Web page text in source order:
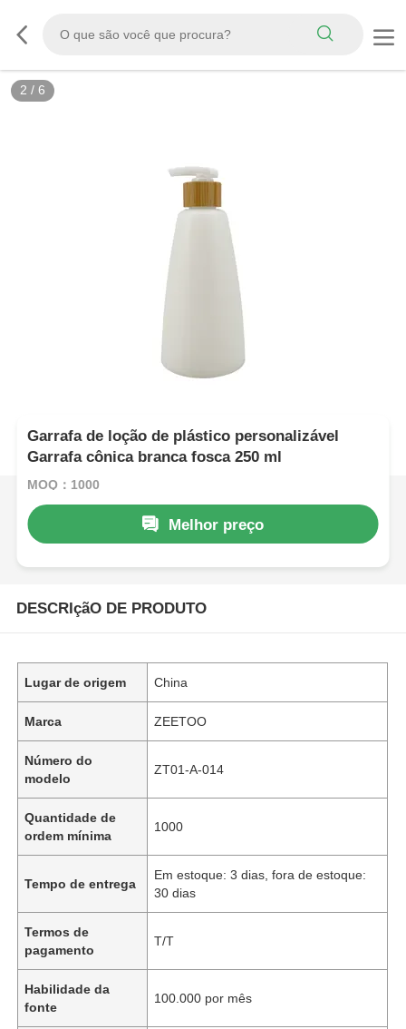
2 / 6
Garrafa de loção de plástico personalizável
Garrafa cônica branca fosca 250 ml
MOQ：1000
Melhor preço
DESCRIçãO DE PRODUTO
Lugar de origem China
Marca ZEETOO
Número do
modelo
ZT01-A-014
Quantidade de
ordem mínima
1000
Tempo de entrega
Em estoque: 3 dias, fora de estoque:
30 dias
Termos de
pagamento
T/T
Habilidade da
fonte
100.000 por mês